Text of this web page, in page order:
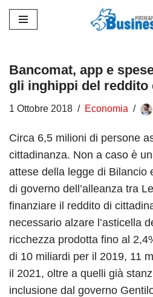
contenuto
Bancomat, app e
gli inghippi del reddito
1 Ottobre 2018 Economia
Circa 6,5 milioni di persone
cittadinanza. Non a caso è
attese della legge di Bilancio
di governo dell’alleanza tra
finanziare il reddito di
necessario alzare l’asticella
ricchezza prodotta fino al
di 10 miliardi per il 2019, 11
il 2021, oltre a quelli già
inclusione dal governo